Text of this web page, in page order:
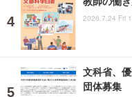
2026.7.24 Fri
文科省、
団体募集